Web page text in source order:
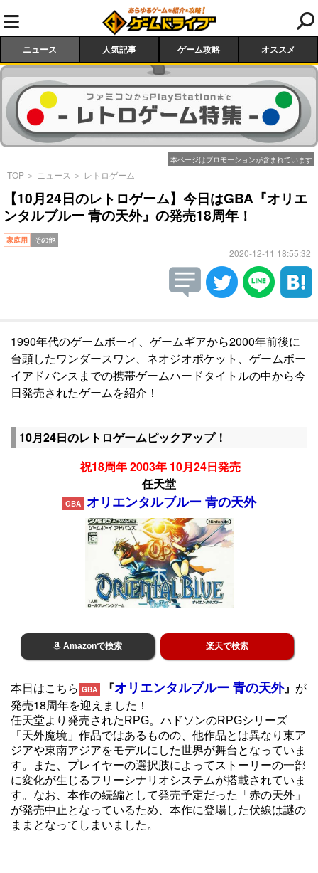
ニュース 人気記事 ゲーム攻略 オススメ
本ページはプロモーションが含まれています
TOP ＞ ニュース ＞ レトロゲーム
【10月24日のレトロゲーム】今日はGBA『オリエ
ンタルブルー 青の天外』の発売18周年！
家庭用 その他
2020-12-11 18:55:32
1990年代のゲームボーイ、ゲームギアから2000年前後に
台頭したワンダースワン、ネオジオポケット、ゲームボー
イアドバンスまでの携帯ゲームハードタイトルの中から今
日発売されたゲームを紹介！
10月24日のレトロゲームピックアップ！
祝18周年 2003年 10月24日発売
任天堂
GBA オリエンタルブルー 青の天外
Amazonで検索 楽天で検索
本日はこちら GBA 『オリエンタルブルー 青の天外』 が
発売18周年を迎えました！
任天堂より発売されたRPG。ハドソンのRPGシリーズ
「天外魔境」作品ではあるものの、他作品とは異なり東ア
ジアや東南アジアをモデルにした世界が舞台となっていま
す。また、プレイヤーの選択肢によってストーリーの一部
に変化が生じるフリーシナリオシステムが搭載されていま
す。なお、本作の続編として発売予定だった「赤の天外」
が発売中止となっているため、本作に登場した伏線は謎の
ままとなってしまいました。